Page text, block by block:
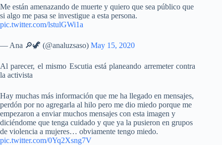
Me están amenazando de muerte y quiero que sea público que
si algo me pasa se investigue a esta persona.
pic.twitter.com/lstulGWi1a
— Ana 🔎🦖 (@analuzsaso) May 15, 2020
Al parecer, el mismo Escutia está planeando arremeter contra
la activista
Hay muchas más información que me ha llegado en mensajes,
perdón por no agregarla al hilo pero me dio miedo porque me
empezaron a enviar muchos mensajes con esta imagen y
diciéndome que tenga cuidado y que ya la pusieron en grupos
de violencia a mujeres… obviamente tengo miedo.
pic.twitter.com/0Yq2Xsng7V